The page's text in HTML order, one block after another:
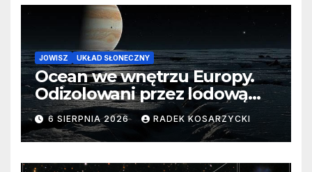
JOWISZ UKŁAD SŁONECZNY
Ocean we wnętrzu Europy.
Odizolowani przez lodową
barierę
6 SIERPNIA 2026 RADEK KOSARZYCKI